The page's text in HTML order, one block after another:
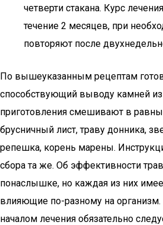
четверти стакана. Курс
течение 2 месяцев, при
повторяют после
По вышеуказанным рецептам
способствующий выводу камней
приготовления смешивают в
брусничный лист, траву донника,
репешка, корень марены.
сбора та же. Об эффективности
понаслышке, но каждая из них
влияющие по-разному на организм.
началом лечения обязательно